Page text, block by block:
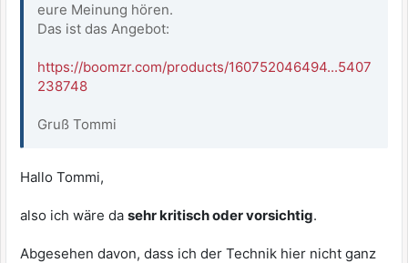
eure Meinung hören.
Das ist das Angebot:
https://boomzr.com/products/160752046494...5407
238748
Gruß Tommi
Hallo Tommi,
also ich wäre da sehr kritisch oder vorsichtig.
Abgesehen davon, dass ich der Technik hier nicht ganz